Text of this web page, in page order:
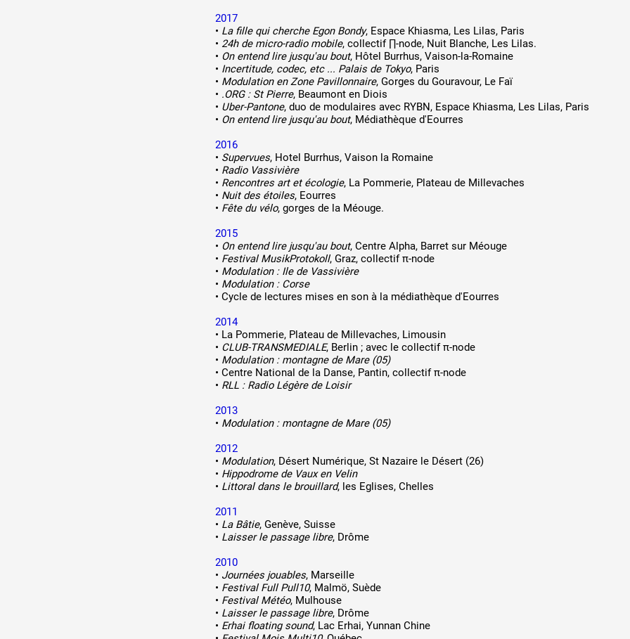
2017
• La fille qui cherche Egon Bondy, Espace Khiasma, Les Lilas, Paris
• 24h de micro-radio mobile, collectif ∏-node, Nuit Blanche, Les Lilas.
• On entend lire jusqu'au bout, Hôtel Burrhus, Vaison-la-Romaine
• Incertitude, codec, etc ... Palais de Tokyo, Paris
• Modulation en Zone Pavillonnaire, Gorges du Gouravour, Le Faï
• .ORG : St Pierre, Beaumont en Diois
• Uber-Pantone, duo de modulaires avec RYBN, Espace Khiasma, Les Lilas, Paris
• On entend lire jusqu'au bout, Médiathèque d'Eourres
2016
• Supervues, Hotel Burrhus, Vaison la Romaine
• Radio Vassivière
• Rencontres art et écologie, La Pommerie, Plateau de Millevaches
• Nuit des étoiles, Eourres
• Fête du vélo, gorges de la Méouge.
2015
• On entend lire jusqu'au bout, Centre Alpha, Barret sur Méouge
• Festival MusikProtokoll, Graz, collectif π-node
• Modulation : Ile de Vassivière
• Modulation : Corse
• Cycle de lectures mises en son à la médiathèque d'Eourres
2014
• La Pommerie, Plateau de Millevaches, Limousin
• CLUB-TRANSMEDIALE, Berlin ; avec le collectif π-node
• Modulation : montagne de Mare (05)
• Centre National de la Danse, Pantin, collectif π-node
• RLL : Radio Légère de Loisir
2013
• Modulation : montagne de Mare (05)
2012
• Modulation, Désert Numérique, St Nazaire le Désert (26)
• Hippodrome de Vaux en Velin
• Littoral dans le brouillard, les Eglises, Chelles
2011
• La Bâtie, Genève, Suisse
• Laisser le passage libre, Drôme
2010
• Journées jouables, Marseille
• Festival Full Pull10, Malmö, Suède
• Festival Météo, Mulhouse
• Laisser le passage libre, Drôme
• Erhai floating sound, Lac Erhai, Yunnan Chine